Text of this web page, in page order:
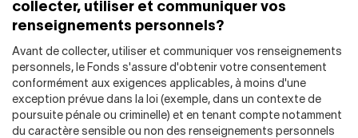
collecter, utiliser et communiquer vos
renseignements personnels?
Avant de collecter, utiliser et communiquer vos renseignements
personnels, le Fonds s'assure d'obtenir votre consentement
conformément aux exigences applicables, à moins d'une
exception prévue dans la loi (exemple, dans un contexte de
poursuite pénale ou criminelle) et en tenant compte notamment
du caractère sensible ou non des renseignements personnels